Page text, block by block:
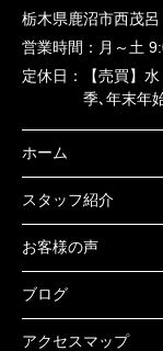
栃木県鹿沼市西茂
営業時間： 月～土
定休日：
【売買】
季､年末年
ホーム
スタッフ紹介
お客様の声
ブログ
アクセスマップ